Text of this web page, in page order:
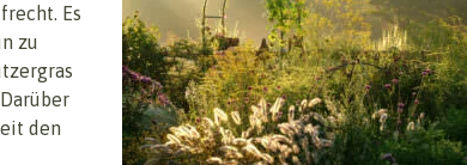
Es
zu
den